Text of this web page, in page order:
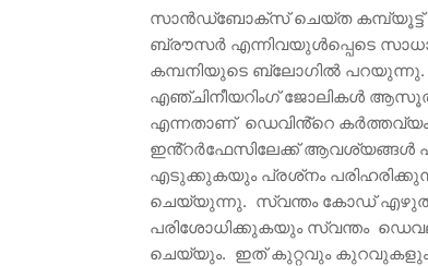
സാൻഡ്‌ബോക്‌സ് ചെയ്‌ത കമ്പ്യൂട്ട്
ബ്രൗസർ എന്നിവയുൾപ്പെടെ
കമ്പനിയുടെ ബ്ലോഗിൽ പറയുന്നു.
എഞ്ചിനീയറിംഗ് ജോലികൾ
എന്നതാണ് ഡെവിൻ്റെ കർത്തവ്യം
ഇൻ്റർഫേസിലേക്ക് ആവശ്യങ്ങൾ
എടുക്കുകയും പ്രശ്‌നം
ചെയ്യുന്നു. സ്വന്തം കോഡ്
പരിശോധിക്കുകയും സ്വന്തം
ചെയ്യും. ഇത് കുറ്റവും കുറവുകളും